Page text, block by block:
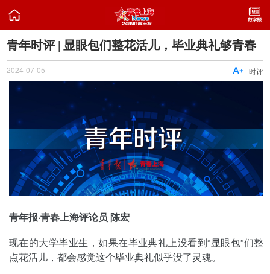

青年时评 | 显眼包们整花活儿，毕业典礼够青春
2024-07-05 时评

青年报·青春上海评论员 陈宏
现在的大学毕业生，如果在毕业典礼上没看到“显眼包”们整
点花活儿，都会感觉这个毕业典礼似乎没了灵魂。